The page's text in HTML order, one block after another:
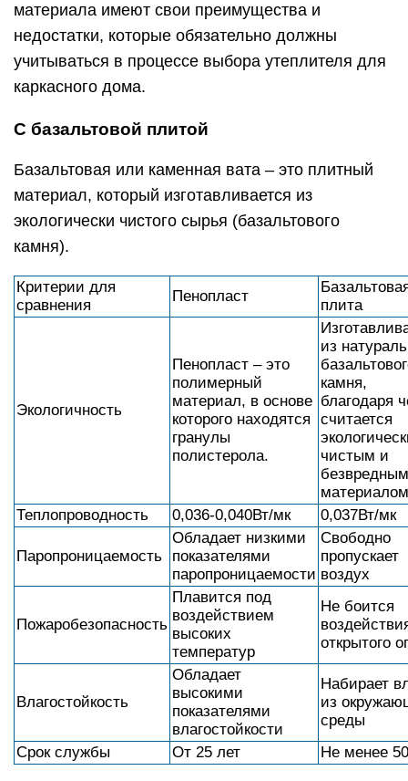
материала имеют свои преимущества и
недостатки, которые обязательно должны
учитываться в процессе выбора утеплителя для
каркасного дома.
С базальтовой плитой
Базальтовая или каменная вата – это плитный
материал, который изготавливается из
экологически чистого сырья (базальтового
камня).
Критерии для
сравнения
Пенопласт
плита
Экологичность
Пенопласт – это
полимерный
материал, в основе
которого находятся
гранулы
полистерола.
из
камня,
благодаря
считается
чистым и
безвредным
Теплопроводность
0,036-0,040Вт/мк 0,037Вт/мк
Паропроницаемость
Обладает низкими
показателями
паропроницаемости
Свободно
пропускает
воздух
Пожаробезопасность
Плавится под
воздействием
высоких
температур
Не боится
открытого
Влагостойкость
Обладает
высокими
показателями
влагостойкости
Набирает
из
среды
Срок службы
От 25 лет Не менее